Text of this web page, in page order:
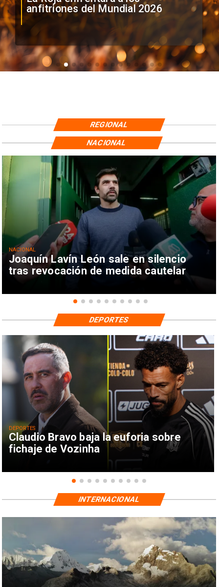
anfitriones del Mundial 2026
REGIONAL
Joaquín Lavín León sale en silencio
tras revocación de medida cautelar
NACIONAL
NACIONAL
Claudio Bravo baja la euforia sobre
fichaje de Vozinha
DEPORTES
DEPORTES
INTERNACIONAL